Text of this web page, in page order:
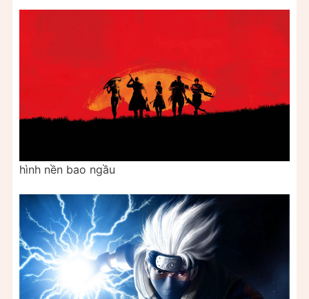
hình nền bao ngầu